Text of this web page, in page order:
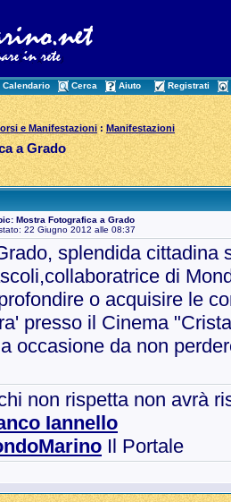
Calendario Cerca Aiuto Registrati
e Manifestazioni: Manifestazioni
a Grado
Mostra Fotografica a Grado
22 Giugno 2012 alle 08:37
splendida cittadina
di
o acquisire le
presso il Cinema
occasione da non
non rispetta non avrà
Iannello
Il Portale